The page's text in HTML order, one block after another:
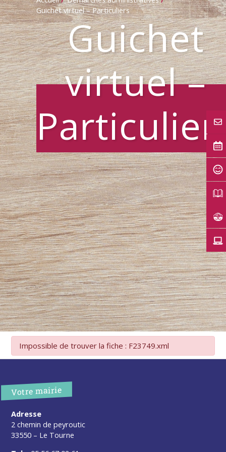
Guichet virtuel – Particuliers
Guichet
virtuel –
Impossible de trouver la fiche : F23749.xml
Votre mairie
Adresse
2 chemin de peyroutic
33550 – Le Tourne